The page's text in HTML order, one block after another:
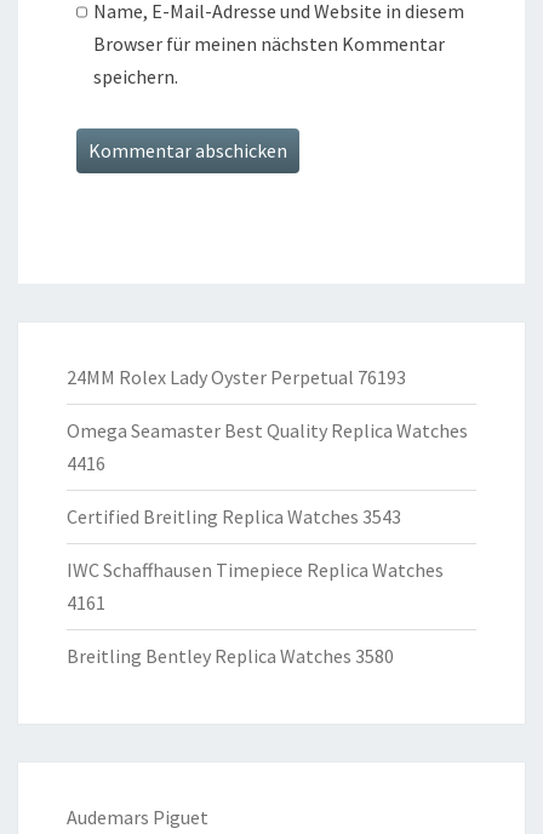
Name, E-Mail-Adresse und Website in diesem
Browser für meinen nächsten Kommentar
speichern.
24MM Rolex Lady Oyster Perpetual 76193
Omega Seamaster Best Quality Replica Watches
4416
Certified Breitling Replica Watches 3543
IWC Schaffhausen Timepiece Replica Watches
4161
Breitling Bentley Replica Watches 3580
Audemars Piguet